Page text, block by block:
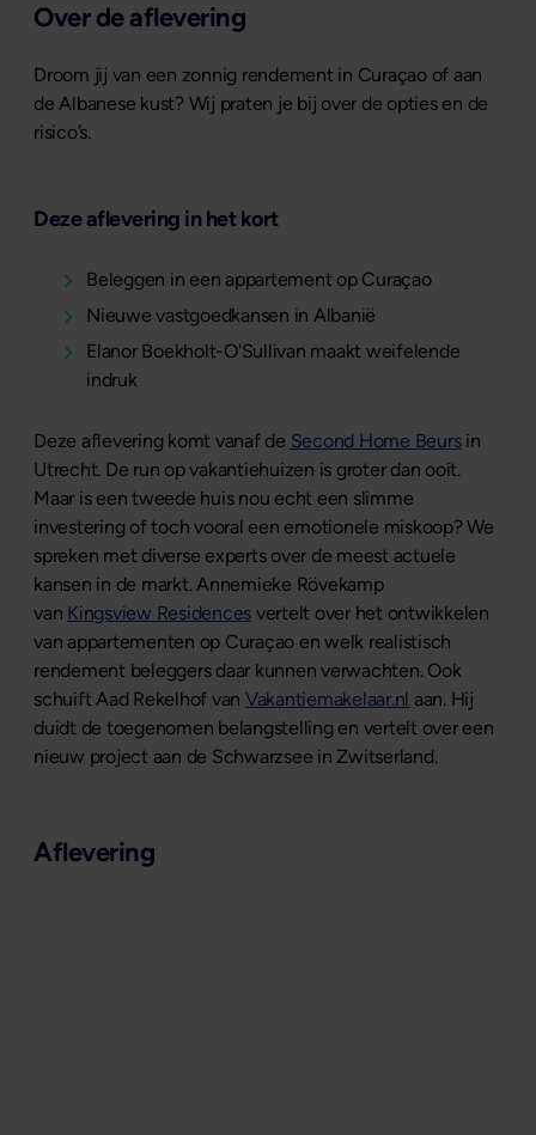
Over de aflevering
Droom jij van een zonnig rendement in Curaçao of aan
de Albanese kust? Wij praten je bij over de opties en de
risico’s.
Deze aflevering in het kort
Beleggen in een appartement op Curaçao
Nieuwe vastgoedkansen in Albanië
Elanor Boekholt-O'Sullivan maakt weifelende
indruk
Deze aflevering komt vanaf de Second Home Beursin
Utrecht. De run op vakantiehuizen is groter dan ooit.
Maar is een tweede huis nou echt een slimme
investering of toch vooral een emotionele miskoop? We
spreken met diverse experts over de meest actuele
kansen in de markt. Annemieke Rövekamp
van Kingsview Residences vertelt over het ontwikkelen
van appartementen op Curaçao en welk realistisch
rendement beleggers daar kunnen verwachten. Ook
schuift Aad Rekelhof van Vakantiemakelaar.nl aan. Hij
duidt de toegenomen belangstelling en vertelt over een
nieuw project aan de Schwarzsee in Zwitserland.
Aflevering